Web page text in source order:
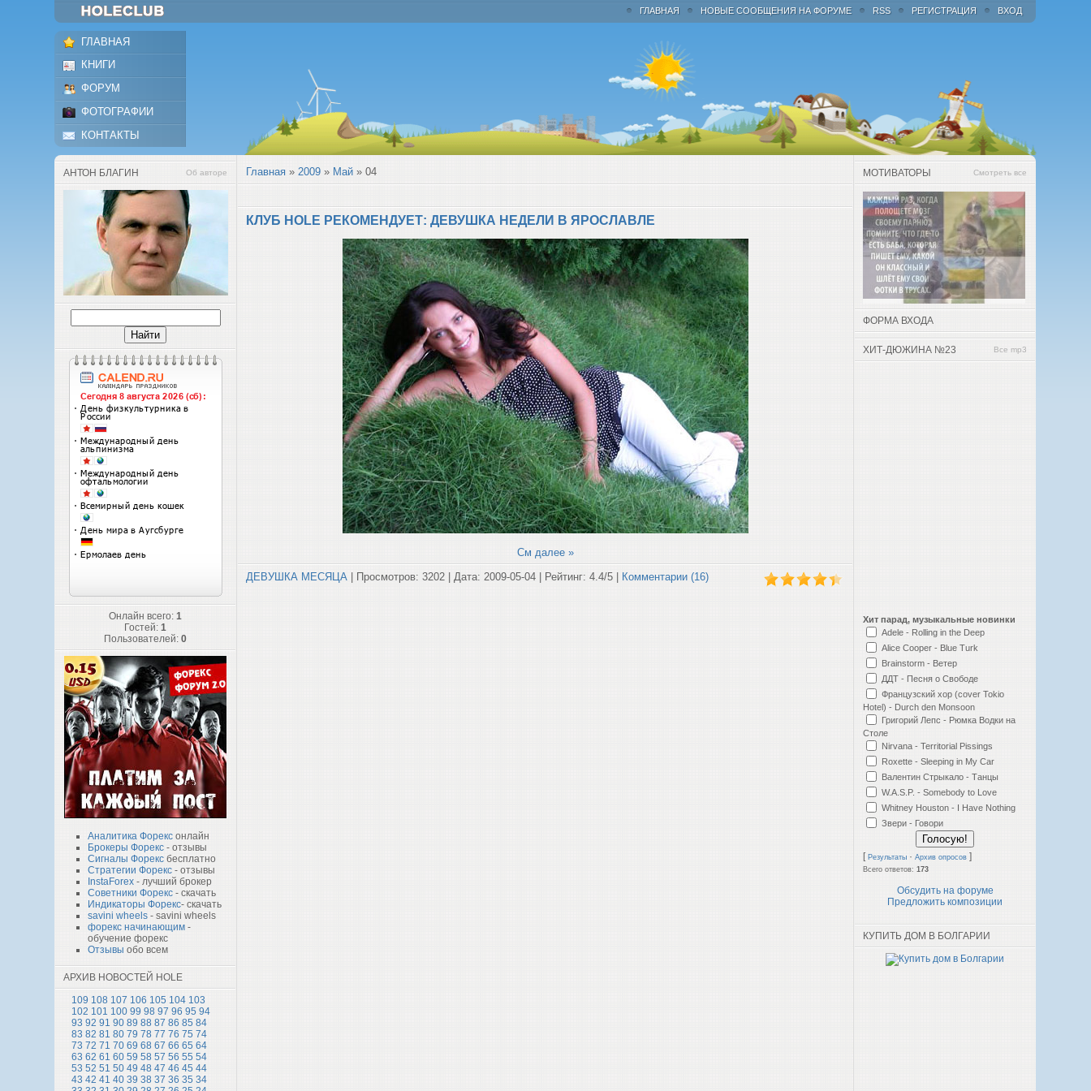
ВХОД
РЕГИСТРАЦИЯ
RSS
НОВЫЕ СООБЩЕНИЯ НА ФОРУМЕ
ГЛАВНАЯ
ГЛАВНАЯ
КНИГИ
ФОРУМ
ФОТОГРАФИИ
КОНТАКТЫ
АНТОН БЛАГИН Об авторе
Онлайн всего:1
Гостей:1
Пользователей:0
Аналитика Форекс онлайн
Брокеры Форекс - отзывы
Сигналы Форекс бесплатно
Стратегии Форекс - отзывы
InstaForex - лучший брокер
Советники Форекс - скачать
Индикаторы Форекс- скачать
savini wheels - savini wheels
форекс начинающим -
обучение форекс
Отзывы обо всем
АРХИВ НОВОСТЕЙ HOLE
109 108 107 106 105 104 103
102 101 100 99 98 97 96 95 94
93 92 91 90 89 88 87 86 85 84
83 82 81 80 79 78 77 76 75 74
73 72 71 70 69 68 67 66 65 64
63 62 61 60 59 58 57 56 55 54
53 52 51 50 49 48 47 46 45 44
43 42 41 40 39 38 37 36 35 34
Главная »2009 » Май » 04
КЛУБ HOLE РЕКОМЕНДУЕТ: ДЕВУШКА НЕДЕЛИ В ЯРОСЛАВЛЕ
См далее »
ДЕВУШКА МЕСЯЦА | Просмотров: 3202 | Дата: 2009-05-04 | Рейтинг: 4.4/5 | Комментарии (16)
МОТИВАТОРЫ Смотреть все
ФОРМА ВХОДА
ХИТ-ДЮЖИНА №23 Все mp3
Хит парад, музыкальные новинки
Adele - Rolling in the Deep
Alice Cooper - Blue Turk
Brainstorm - Ветер
ДДТ - Песня о Свободе
Французский хор (cover Tokio
Hotel) - Durch den Monsoon
Григорий Лепс - Рюмка Водки на
Столе
Nirvana - Territorial Pissings
Roxette - Sleeping in My Car
Валентин Стрыкало - Танцы
W.A.S.P. - Somebody to Love
Whitney Houston - I Have Nothing
Звери - Говори
[Результаты ·Архив опросов ]
Всего ответов:173
Обсудить на форуме
Предложить композиции
КУПИТЬ ДОМ В БОЛГАРИИ